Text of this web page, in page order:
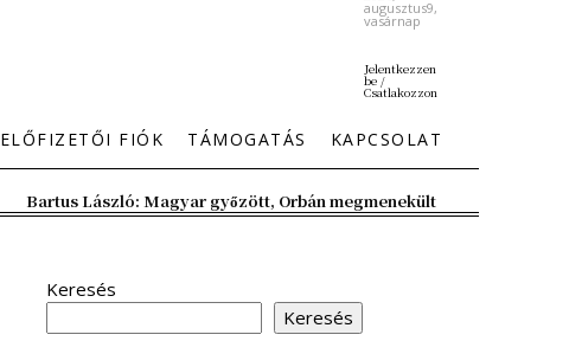
augusztus9,
vasárnap
Jelentkezzen
be /
Csatlakozzon
ELŐFIZETŐI FIÓK TÁMOGATÁS KAPCSOLAT
Bartus László: Magyar győzött, Orbán megmenekült
Keresés
Keresés